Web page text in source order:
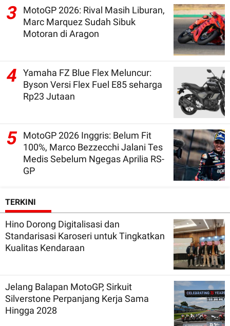
3
MotoGP 2026: Rival Masih Liburan,
Marc Marquez Sudah Sibuk
Motoran di Aragon
4
Yamaha FZ Blue Flex Meluncur:
Byson Versi Flex Fuel E85 seharga
Rp23 Jutaan
5 MotoGP 2026 Inggris: Belum Fit
100%, Marco Bezzecchi Jalani Tes
Medis Sebelum Ngegas Aprilia RS-
GP
TERKINI
Hino Dorong Digitalisasi dan
Standarisasi Karoseri untuk Tingkatkan
Kualitas Kendaraan
Jelang Balapan MotoGP, Sirkuit
Silverstone Perpanjang Kerja Sama
Hingga 2028